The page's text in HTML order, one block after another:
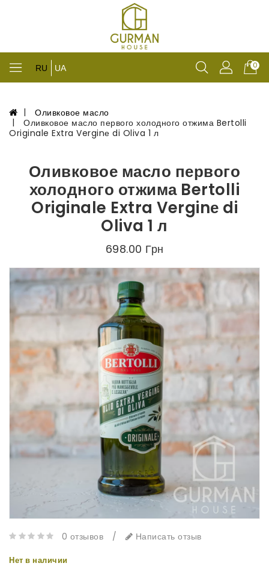
RU UA 0
Оливковое масло
Оливковое масло первого холодного отжима Bertolli
Originale Extra Verginе di Oliva 1 л
Оливковое масло первого
холодного отжима Bertolli
Originale Extra Verginе di
Oliva 1 л
698.00 Грн
0 отзывов / Написать отзыв
Нет в наличии